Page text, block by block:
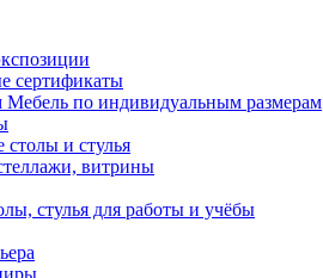
сертификаты
Мебель по индивидуальным размерам
и стулья
витрины
стулья для работы и учёбы